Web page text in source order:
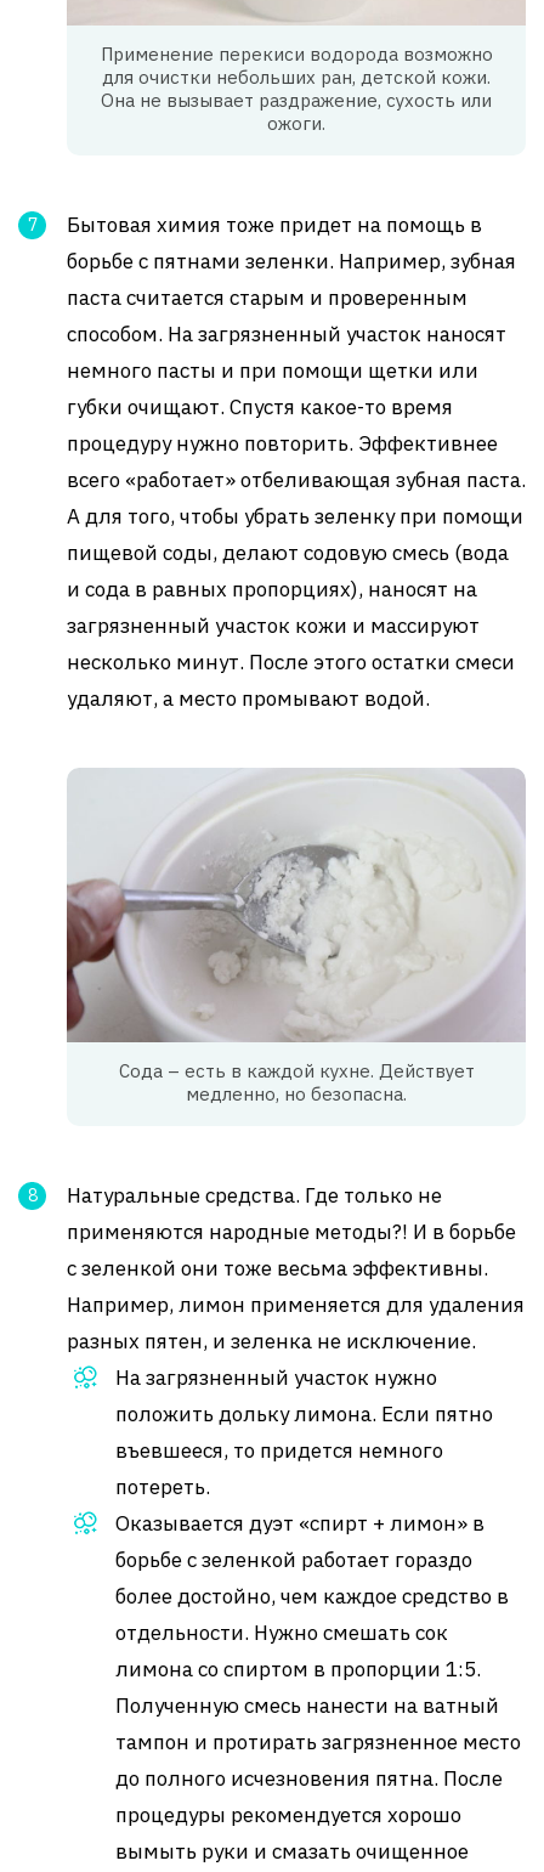
Применение перекиси водорода возможно
для очистки небольших ран, детской кожи.
Она не вызывает раздражение, сухость или
ожоги.
Бытовая химия тоже придет на помощь в
борьбе с пятнами зеленки. Например, зубная
паста считается старым и проверенным
способом. На загрязненный участок наносят
немного пасты и при помощи щетки или
губки очищают. Спустя какое-то время
процедуру нужно повторить. Эффективнее
всего «работает» отбеливающая зубная паста.
А для того, чтобы убрать зеленку при помощи
пищевой соды, делают содовую смесь (вода
и сода в равных пропорциях), наносят на
загрязненный участок кожи и массируют
несколько минут. После этого остатки смеси
удаляют, а место промывают водой.
Сода – есть в каждой кухне. Действует
медленно, но безопасна.
Натуральные средства. Где только не
применяются народные методы?! И в борьбе
с зеленкой они тоже весьма эффективны.
Например, лимон применяется для удаления
разных пятен, и зеленка не исключение.
На загрязненный участок нужно
положить дольку лимона. Если пятно
въевшееся, то придется немного
потереть.
Оказывается дуэт «спирт + лимон» в
борьбе с зеленкой работает гораздо
более достойно, чем каждое средство в
отдельности. Нужно смешать сок
лимона со спиртом в пропорции 1:5.
Полученную смесь нанести на ватный
тампон и протирать загрязненное место
до полного исчезновения пятна. После
процедуры рекомендуется хорошо
вымыть руки и смазать очищенное